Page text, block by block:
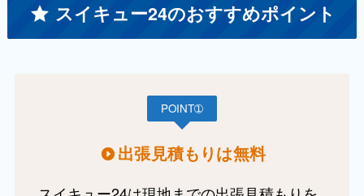
スイキュー24のおすすめポイント
POINT➀
出張見積もりは無料